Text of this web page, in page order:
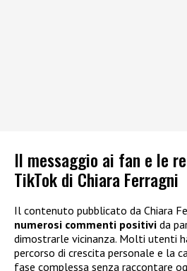
Il messaggio ai fan e le
TikTok di Chiara Ferragni
Il contenuto pubblicato da Chiara
numerosi commenti positivi da
dimostrarle vicinanza. Molti utenti
percorso di crescita personale e la
fase complessa senza raccontare